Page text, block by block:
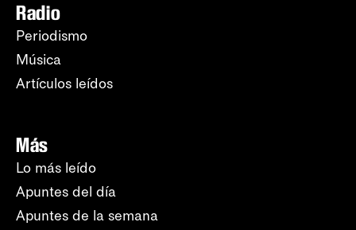
Radio
Periodismo
Música
Artículos leídos
Más
Lo más leído
Apuntes del día
Apuntes de la semana